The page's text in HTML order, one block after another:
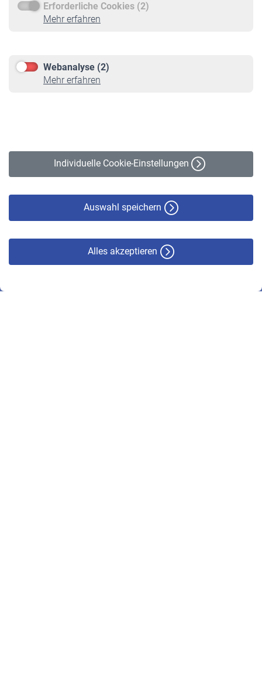
Erforderliche Cookies (2)
Mehr erfahren
Webanalyse (2)
Mehr erfahren
Individuelle Cookie-Einstellungen
Auswahl speichern
Alles akzeptieren
Service
Informationen
Online-Rechner
VBLnewsletter
Erklärung zur Barrierefreiheit
© VBL 2026